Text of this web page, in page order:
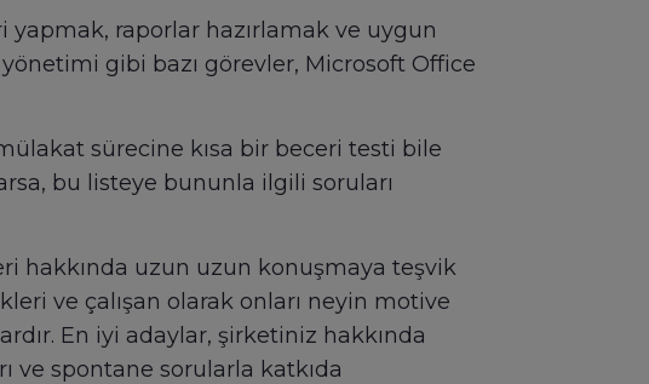
yapmak, raporlar hazırlamak ve uygun
gibi bazı görevler, Microsoft Office
sürecine kısa bir beceri testi bile
bu listeye bununla ilgili soruları
hakkında uzun uzun konuşmaya teşvik
ve çalışan olarak onları neyin motive
En iyi adaylar, şirketiniz hakkında
ve spontane sorularla katkıda